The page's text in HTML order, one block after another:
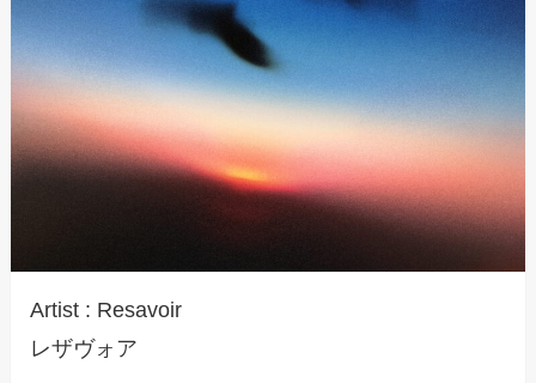
Artist : Resavoir
レザヴォア